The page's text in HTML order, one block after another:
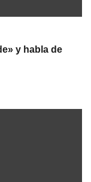
y habla de